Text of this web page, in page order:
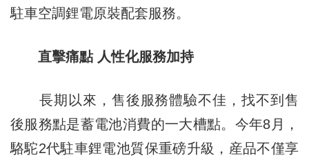
駐車空調鋰電原裝配套服務。
直擊痛點 人性化服務加持
長期以來，售後服務體驗不佳，找不到售
後服務點是蓄電池消費的一大槽點。今年8月，
駱駝2代駐車鋰電池質保重磅升級，産品不僅享